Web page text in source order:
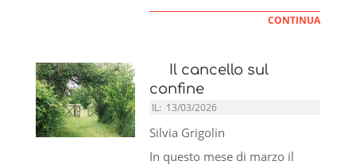
CONTINUA
Il cancello sul
confine
IL: 13/03/2026
Silvia Grigolin
In questo mese di marzo il